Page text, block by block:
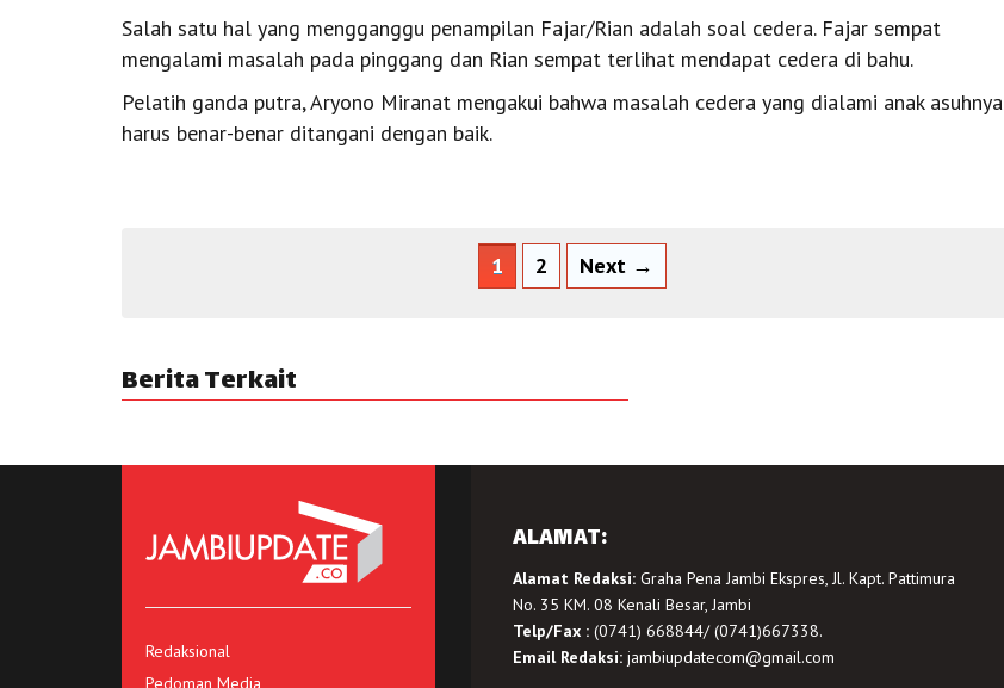
Salah satu hal yang mengganggu penampilan Fajar/Rian adalah soal cedera. Fajar sempat
mengalami masalah pada pinggang dan Rian sempat terlihat mendapat cedera di bahu.
Pelatih ganda putra, Aryono Miranat mengakui bahwa masalah cedera yang dialami anak asuhnya
harus benar-benar ditangani dengan baik.
1 2 Next →
Berita Terkait
Redaksional
Pedoman Media
ALAMAT:
Alamat Redaksi:Graha Pena Jambi Ekspres, Jl. Kapt. Pattimura
No. 35 KM. 08 Kenali Besar, Jambi
Telp/Fax :(0741) 668844/ (0741)667338.
Email Redaksi: jambiupdatecom@gmail.com